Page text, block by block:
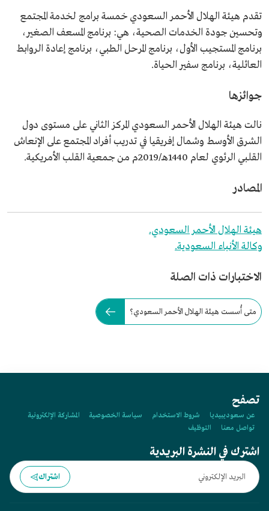
تقدم هيئة الهلال الأحمر السعودي خمسة برامج لخدمة المجتمع
وتحسين جودة الخدمات الصحية، هي: برنامج المسعف الصغير،
برنامج المستجيب الأول، برنامج المرحل الطبي، برنامج إعادة الروابط
العائلية، برنامج سفير الحياة.
جوائزها
نالت هيئة الهلال الأحمر السعودي المركز الثاني على مستوى دول
الشرق الأوسط وشمال إفريقيا في تدريب أفراد المجتمع على الإنعاش
القلبي الرئوي لعام 1440هـ/2019م من جمعية القلب الأمريكية.
المصادر
هيئة الهلال الأحمر السعودي.
وكالة الأنباء السعودية.
الاختبارات ذات الصلة
متى أُسست هيئة الهلال الأحمر السعودي؟
تصفح
عن سعوديبيديا شروط الاستخدام سياسة الخصوصية
المشاركة الإلكترونية
تواصل معنا
التوظيف
اشترك في النشرة البريدية
اشتراك